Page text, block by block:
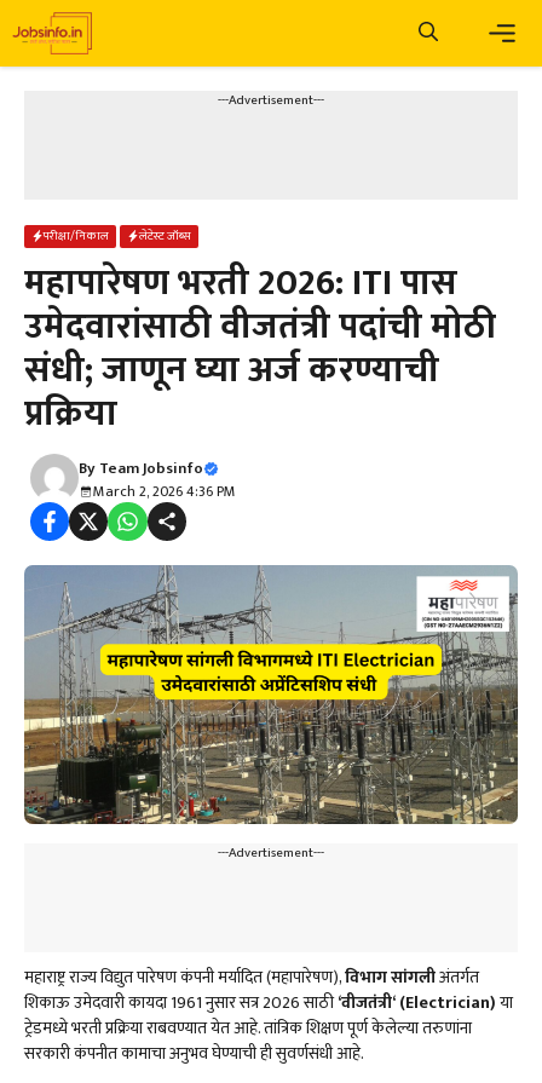
to
content
---Advertisement---
परीक्षा/निकाल लेटेस्ट जॉब्स
महापारेषण भरती 2026: ITI पास
उमेदवारांसाठी वीजतंत्री पदांची मोठी
संधी; जाणून घ्या अर्ज करण्याची
प्रक्रिया
ByTeam Jobsinfo
March 2, 2026 4:36 PM
---Advertisement---
महाराष्ट्र राज्य विद्युत पारेषण कंपनी मर्यादित (महापारेषण),विभाग सांगलीअंतर्गत
शिकाऊ उमेदवारी कायदा 1961 नुसार सत्र 2026 साठी‘वीजतंत्री‘ (Electrician)या
ट्रेडमध्ये भरती प्रक्रिया राबवण्यात येत आहे. तांत्रिक शिक्षण पूर्ण केलेल्या तरुणांना
सरकारी कंपनीत कामाचा अनुभव घेण्याची ही सुवर्णसंधी आहे.